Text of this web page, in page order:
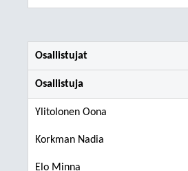
Osallistujat
Osallistuja
Ylitolonen Oona
Korkman Nadia
Elo Minna